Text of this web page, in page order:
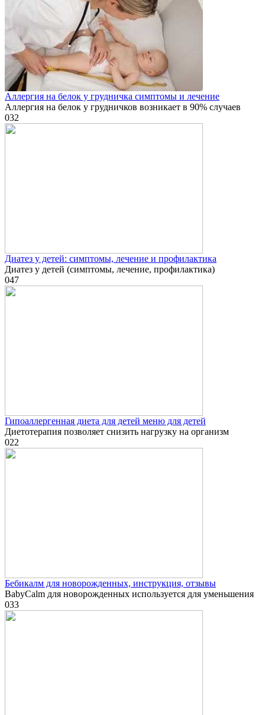
Аллергия на белок у грудничка симптомы и лечение
Аллергия на белок у грудничков возникает в 90% случаев
032
Диатез у детей: симптомы, лечение и профилактика
Диатез у детей (симптомы, лечение, профилактика)
047
Гипоаллергенная диета для детей меню для детей
Диетотерапия позволяет снизить нагрузку на организм
022
Бебикалм для новорожденных, инструкция, отзывы
BabyCalm для новорожденных используется для уменьшения
033